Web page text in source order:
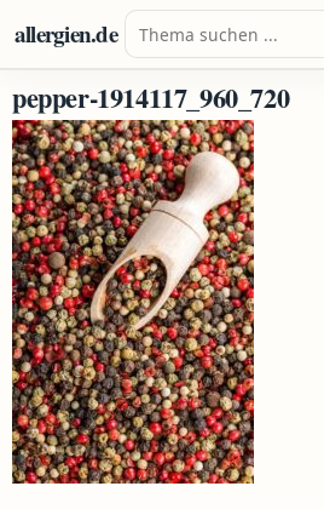
Zum Inhalt springen
allergien.de Suche nach:
pepper-1914117_960_720